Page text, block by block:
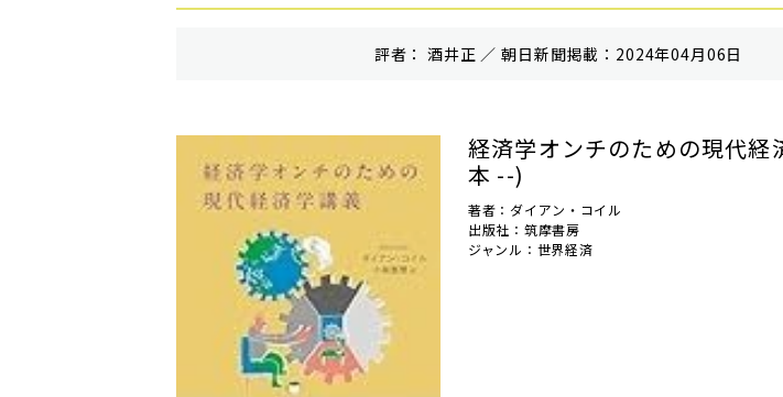
評者： 酒井正 ／ 朝⽇新聞掲載：2024年04月06日
経済学オンチのための現代経
本 --)
著者：ダイアン・コイル
出版社：筑摩書房
ジャンル：世界経済